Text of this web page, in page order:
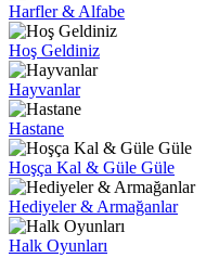
Harfler & Alfabe
Hoş Geldiniz
Hayvanlar
Hastane
Hoşça Kal & Güle Güle
Hediyeler & Armağanlar
Halk Oyunları